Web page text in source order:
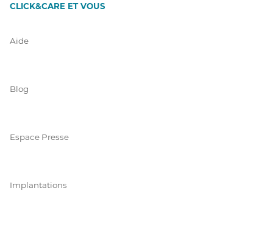
CLICK&CARE ET VOUS
Aide
Blog
Espace Presse
Implantations